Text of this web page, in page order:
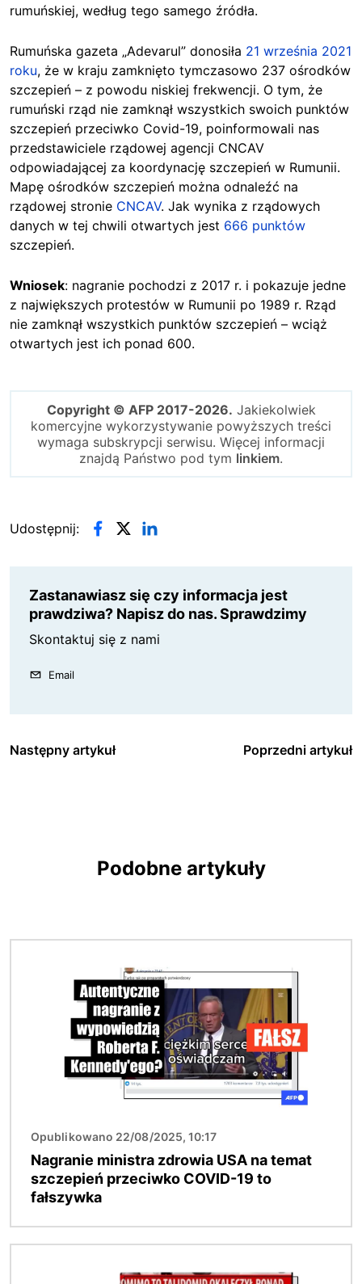
rumuńskiej, według tego samego źródła.
Rumuńska gazeta „Adevarul” donosiła 21 września 2021
roku, że w kraju zamknięto tymczasowo 237 ośrodków
szczepień – z powodu niskiej frekwencji. O tym, że
rumuński rząd nie zamknął wszystkich swoich punktów
szczepień przeciwko Covid-19, poinformowali nas
przedstawiciele rządowej agencji CNCAV
odpowiadającej za koordynację szczepień w Rumunii.
Mapę ośrodków szczepień można odnaleźć na
rządowej stronie CNCAV. Jak wynika z rządowych
danych w tej chwili otwartych jest 666 punktów
szczepień.
Wniosek: nagranie pochodzi z 2017 r. i pokazuje jedne
z największych protestów w Rumunii po 1989 r. Rząd
nie zamknął wszystkich punktów szczepień – wciąż
otwartych jest ich ponad 600.
Copyright © AFP 2017-2026. Jakiekolwiek
komercyjne wykorzystywanie powyższych treści
wymaga subskrypcji serwisu. Więcej informacji
znajdą Państwo pod tym linkiem.
Udostępnij:
Zastanawiasz się czy informacja jest
prawdziwa? Napisz do nas. Sprawdzimy
Skontaktuj się z nami
Email
Następny artykuł Poprzedni artykuł
Podobne artykuły
Opublikowano 22/08/2025, 10:17
Nagranie ministra zdrowia USA na temat
szczepień przeciwko COVID-19 to
fałszywka